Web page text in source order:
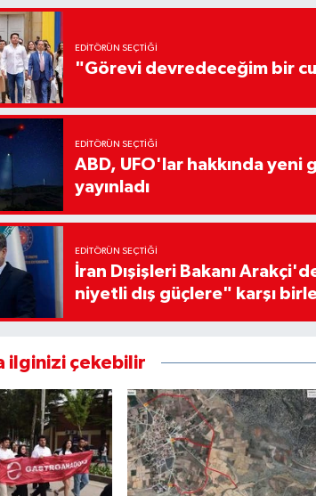
EDITÖRÜN SEÇTIĞI
"Görevi devredeceğim bir
EDITÖRÜN SEÇTIĞI
ABD, UFO'lar hakkında
yayınladı
EDITÖRÜN SEÇTIĞI
İran Dışişleri Bakanı
niyetli dış güçlere" karşı
ilginizi çekebilir